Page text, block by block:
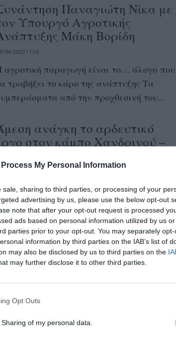
Process My Personal Information
sale, sharing to third parties, or processing of your
advertising by us, please use the below opt-out
note that after your opt-out request is processed
ads based on personal information utilized by us
parties prior to your opt-out. You may separately
information by third parties on the IAB’s list of
may also be disclosed by us to third parties on the
may further disclose it to other third parties.
Opt Outs
of my personal data.
Παναγιώτη Νίκα με
Υπουργό Αγροτικής
Μάκη Βορίδη
04/2020 11:36
αγροτική παραγωγή είναι το… άλογο που
τραβήξει το κάρο της ανάπτυξης Τα
από την προχθεσινή του...
ανάγκη το αρδευτικό
στον κάμπο Χανδρινού –
τον υπουργό Αγροτικής Ανάπτυξης και
Μάκη Βορίδη, θα συναντηθεί ο
Πελοποννήσου,
Νίκας, την ερχόμενη...
ελιές στη Μεσόγειo
ξυλέλλα – Απειλή και
την Ελλάδα